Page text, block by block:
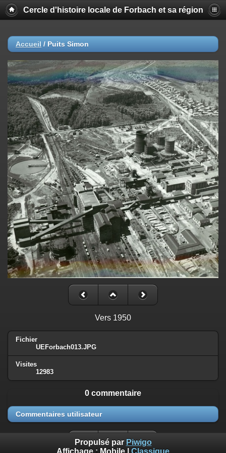
Cercle d'histoire locale de Forbach et sa région
Accueil / Puits Simon
Vers 1950
Fichier
UEForbach013.JPG
Visites
12983
0 commentaire
Commentaires utilisateur
Propulsé par Piwigo